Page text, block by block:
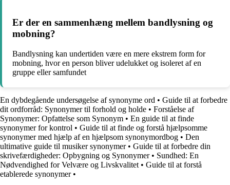
Er der en sammenhæng mellem bandlysning og
mobning?
Bandlysning kan undertiden være en mere ekstrem form for
mobning, hvor en person bliver udelukket og isoleret af en
gruppe eller samfundet
En dybdegående undersøgelse af synonyme ord • Guide til at forbedre
dit ordforråd: Synonymer til forhold og holde • Forståelse af
Synonymer: Opfattelse som Synonym • En guide til at finde
synonymer for kontrol • Guide til at finde og forstå hjælpsomme
synonymer med hjælp af en hjælpsom synonymordbog • Den
ultimative guide til musiker synonymer• Guide til at forbedre din
skrivefærdigheder: Opbygning og Synonymer• Sundhed: En
Nødvendighed for Velvære og Livskvalitet • Guide til at forstå
etablerede synonymer•